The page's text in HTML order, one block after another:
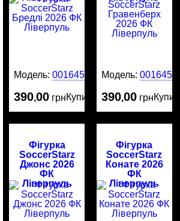
Модель:0016455
390,00 грнКупити
Модель:0016454
390,00 грнКупити
Фігурка
SoccerStarz
Джонс 2026
ФК
Ліверпуль
Фігурка
SoccerStarz
Конате 2026
ФК
Ліверпуль